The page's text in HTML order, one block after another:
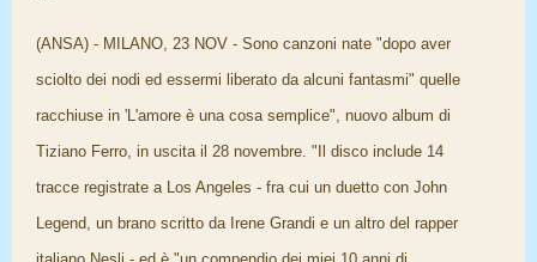
(ANSA) - MILANO, 23 NOV - Sono canzoni nate "dopo aver
sciolto dei nodi ed essermi liberato da alcuni fantasmi" quelle
racchiuse in 'L'amore è una cosa semplice", nuovo album di
Tiziano Ferro, in uscita il 28 novembre. "Il disco include 14
tracce registrate a Los Angeles - fra cui un duetto con John
Legend, un brano scritto da Irene Grandi e un altro del rapper